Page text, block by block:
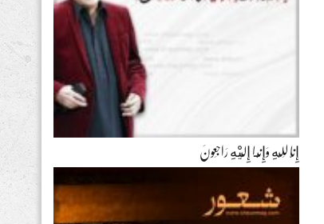
إِنَّا لِلّهِ وَإِنَّـا إِلَيْهِ رَاجِعونَ